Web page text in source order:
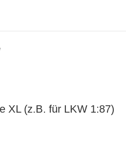
XL (z.B. für LKW 1:87)